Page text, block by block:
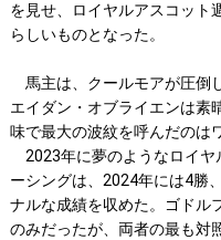
を見せ、ロイヤルアスコット
らしいものとなった。
馬主は、クールモアが圧倒
エイダン・オブライエンは素
味で最大の波紋を呼んだのは
2023年に夢のようなロイヤ
ーシングは、2024年には4勝
ナルな成績を収めた。ゴドル
のみだったが、両者の最も対